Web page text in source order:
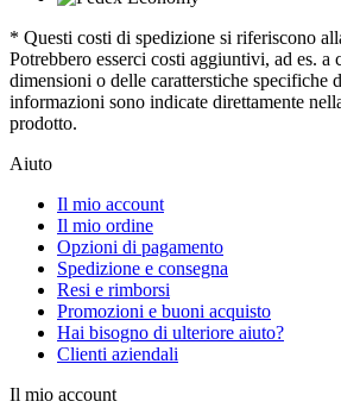
* Questi costi di spedizione si riferiscono
Potrebbero esserci costi aggiuntivi, ad es. a
dimensioni o delle caratterstiche specifiche
informazioni sono indicate direttamente
prodotto.
Aiuto
Il mio account
Il mio ordine
Opzioni di pagamento
Spedizione e consegna
Resi e rimborsi
Promozioni e buoni acquisto
Hai bisogno di ulteriore aiuto?
Clienti aziendali
Il mio account